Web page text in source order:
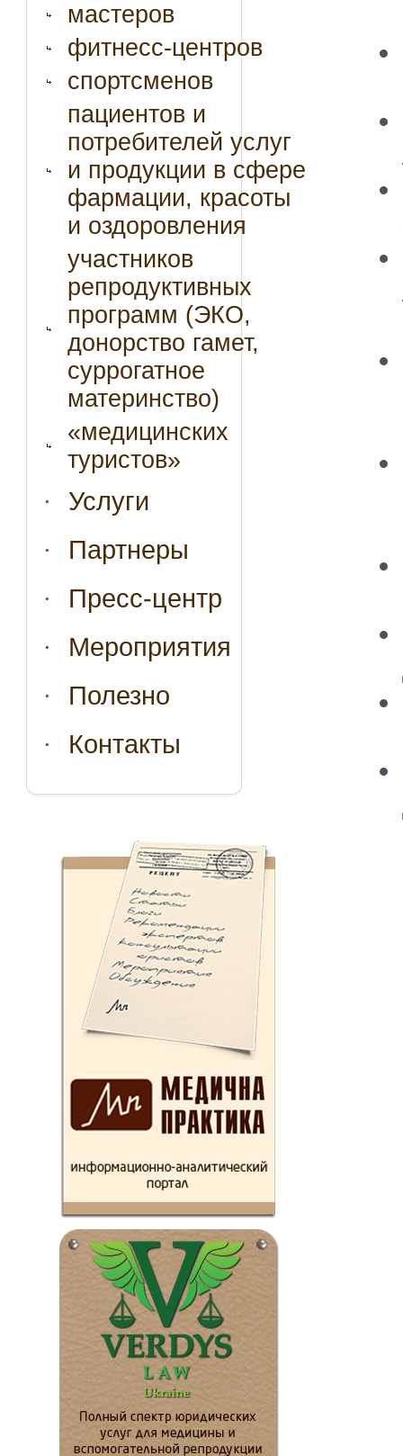
мастеров
фитнесс-центров
спортсменов
пациентов и
потребителей услуг
и продукции в сфере
фармации, красоты
и оздоровления
участников
репродуктивных
программ (ЭКО,
донорство гамет,
суррогатное
материнство)
«медицинских
туристов»
Услуги
Партнеры
Пресс-центр
Мероприятия
Полезно
Контакты